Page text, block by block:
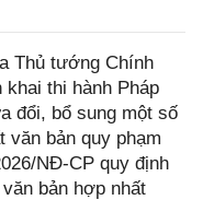
Thủ tướng Chính
khai thi hành Pháp
đổi, bổ sung một số
văn bản quy phạm
NĐ-CP quy định
bản hợp nhất